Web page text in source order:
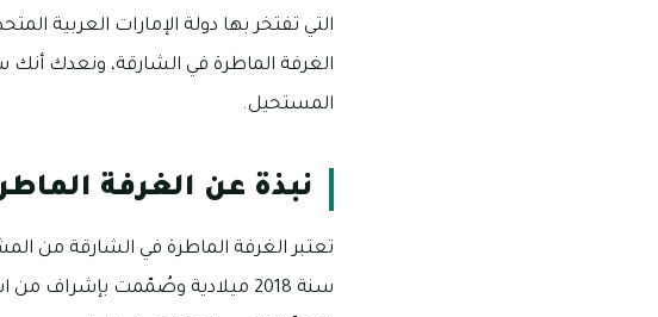
التي تفتخر بها دولة الإمارات العربية
الغرفة الماطرة في الشارقة، ونعدك أنك
المستحيل.
نبذة عن الغرفة
تعتبر الغرفة الماطرة في الشارقة من